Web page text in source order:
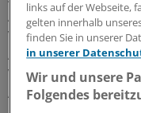
Abwesenheitszeiten,
Verordnungsgebers
Ausbildungsziel
links auf der Webseite,
gelten innerhalb
finden Sie in unserer
in unserer
Wir und unsere
Folgendes